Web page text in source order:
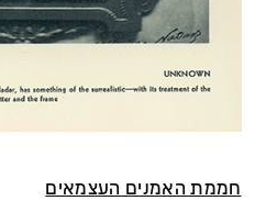
חממת האמנים העצמאים